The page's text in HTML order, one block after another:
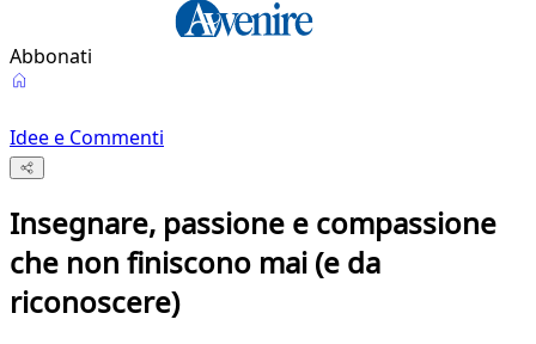
Abbonati
Idee e Commenti
Insegnare, passione e compassione
che non finiscono mai (e da
riconoscere)